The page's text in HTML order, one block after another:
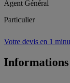
Agent Général
Particulier
Votre devis en 1
Informations